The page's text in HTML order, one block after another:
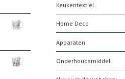
Keukentextiel
Home Deco
Apparaten
Onderhoudsmiddel